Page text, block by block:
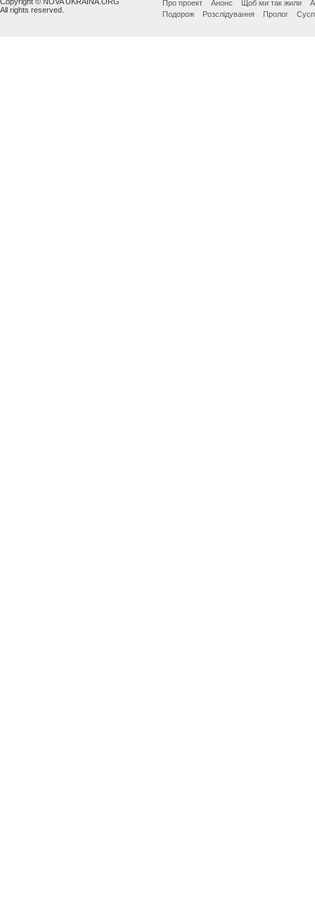
All rights reserved.
Про проект Анонс Щоб ми так жили
Подорож
Розслідування Пролог